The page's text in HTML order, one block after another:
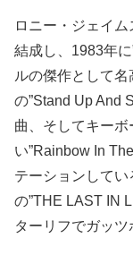
ロニー・ジェイ
結成し、1983年
ルの傑作として
の”Stand Up And
曲、そしてキー
い”Rainbow In
テーションして
の”THE LAST IN
ターリフでガッツ